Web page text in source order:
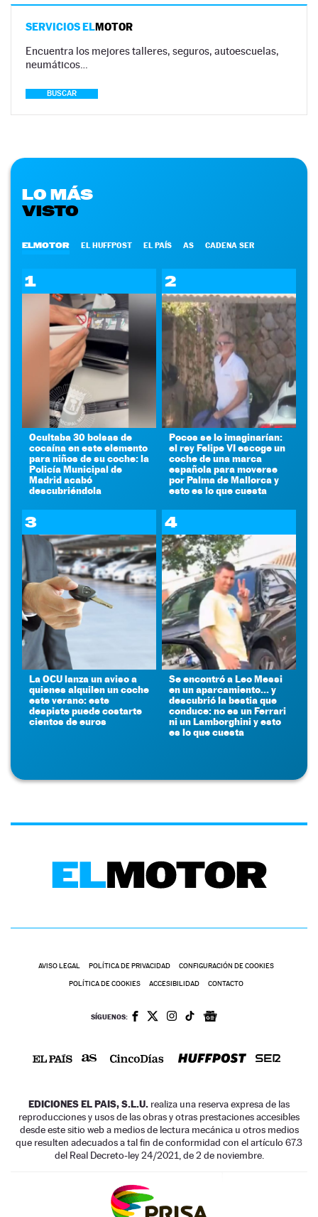
SERVICIOS ELMOTOR
Encuentra los mejores talleres, seguros, autoescuelas,
neumáticos…
BUSCAR
LO MÁS
VISTO
ELMOTOR EL HUFFPOST EL PAÍS AS CADENA SER
1
Ocultaba 30 bolsas de
cocaína en este elemento
para niños de su coche: la
Policía Municipal de
Madrid acabó
descubriéndola
2
Pocos se lo imaginarían:
el rey Felipe VI escoge un
coche de una marca
española para moverse
por Palma de Mallorca y
esto es lo que cuesta
3
La OCU lanza un aviso a
quienes alquilen un coche
este verano: este
despiste puede costarte
cientos de euros
4
Se encontró a Leo Messi
en un aparcamiento... y
descubrió la bestia que
conduce: no es un Ferrari
ni un Lamborghini y esto
es lo que cuesta
AVISO LEGAL POLÍTICA DE PRIVACIDAD CONFIGURACIÓN DE COOKIES
POLÍTICA DE COOKIES ACCESIBILIDAD CONTACTO
SÍGUENOS:
EDICIONES EL PAIS, S.L.U. realiza una reserva expresa de las
reproducciones y usos de las obras y otras prestaciones accesibles
desde este sitio web a medios de lectura mecánica u otros medios
que resulten adecuados a tal fin de conformidad con el artículo 67.3
del Real Decreto-ley 24/2021, de 2 de noviembre.